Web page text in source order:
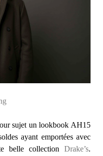
sujet un lookbook AH15
ayant emportées avec
belle collection Drake’s.